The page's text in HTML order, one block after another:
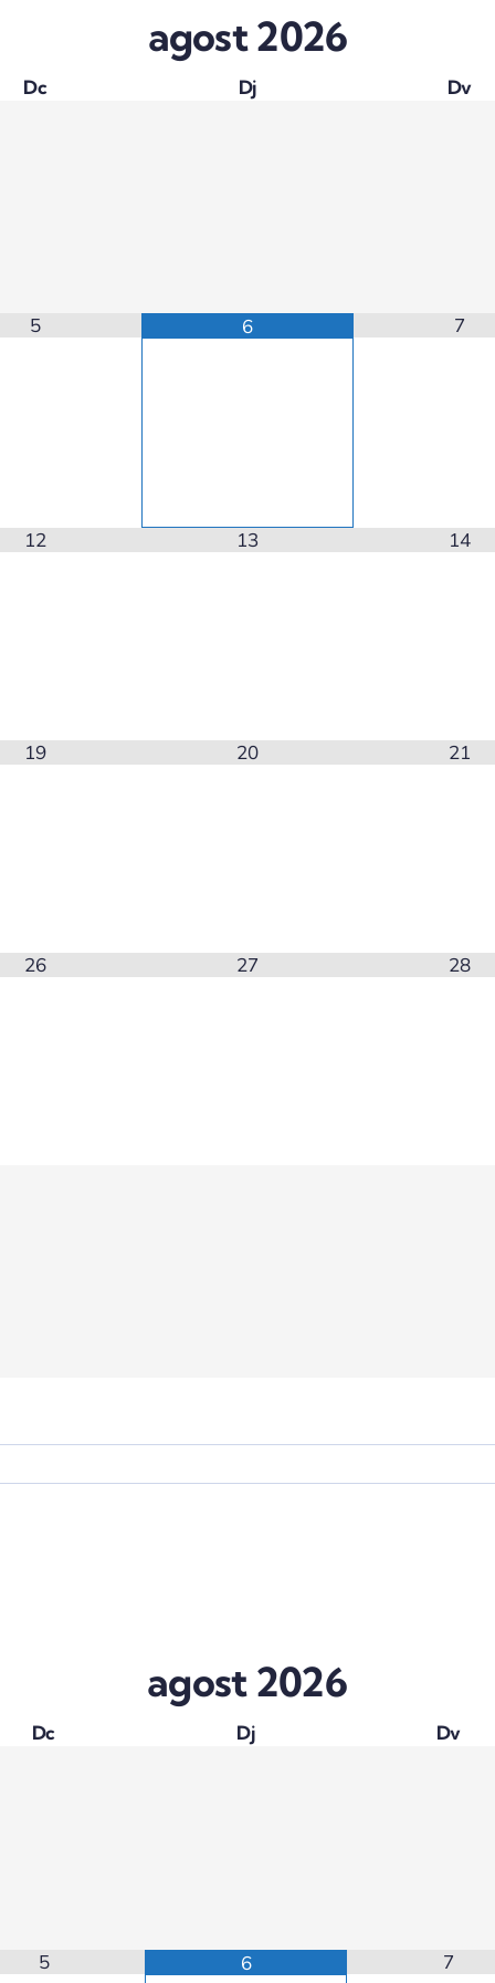
agost 2026
Dc Dj Dv
5 6 7
12 13 14
19 20 21
26 27 28
agost 2026
Dc Dj Dv
5 6 7